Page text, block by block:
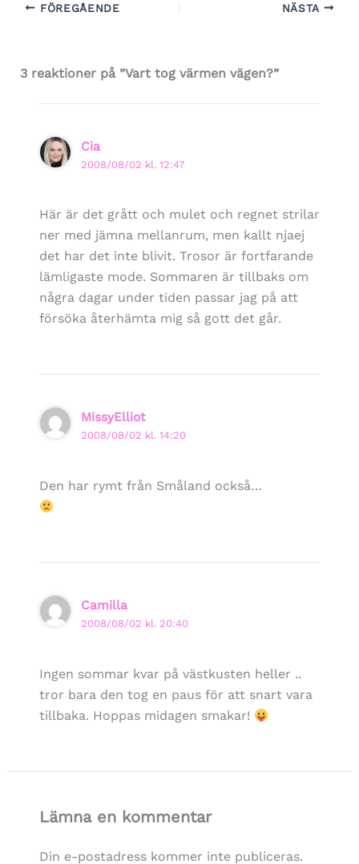
FÖREGÅENDE NÄSTA
3 reaktioner på ”Vart tog värmen vägen?”
Cia
2008/08/02 kl. 12:47
Här är det grått och mulet och regnet strilar
ner med jämna mellanrum, men kallt njaej
det har det inte blivit. Trosor är fortfarande
lämligaste mode. Sommaren är tillbaks om
några dagar under tiden passar jag på att
försöka återhämta mig så gott det går.
MissyElliot
2008/08/02 kl. 14:20
Den har rymt från Småland också…
Camilla
2008/08/02 kl. 20:40
Ingen sommar kvar på västkusten heller ..
tror bara den tog en paus för att snart vara
tillbaka. Hoppas midagen smakar!
Lämna en kommentar
Din e-postadress kommer inte publiceras.